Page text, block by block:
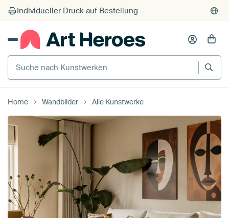
Individueller Druck auf Bestellung
Suche nach Kunstwerken
Home Wandbilder Alle Kunstwerke